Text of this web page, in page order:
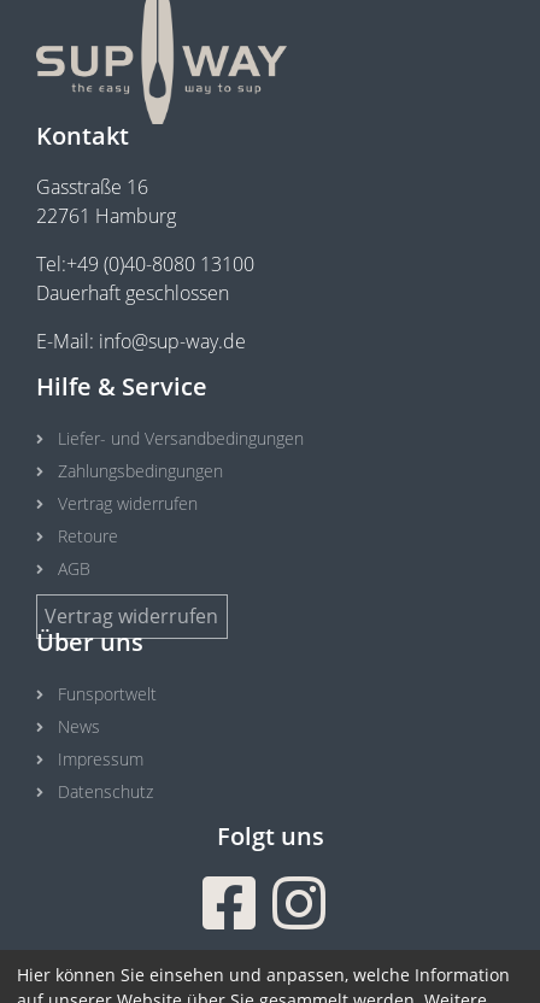
Kontakt
Gasstraße 16
22761 Hamburg
Tel:+49 (0)40-8080 13100
Dauerhaft geschlossen
E-Mail: info@sup-way.de
Hilfe & Service
Liefer- und Versandbedingungen
Zahlungsbedingungen
Vertrag widerrufen
Retoure
AGB
Vertrag widerrufen
Über uns
Funsportwelt
News
Impressum
Datenschutz
Folgt uns
Sicher einkaufen
Hier können Sie einsehen und anpassen, welche Information